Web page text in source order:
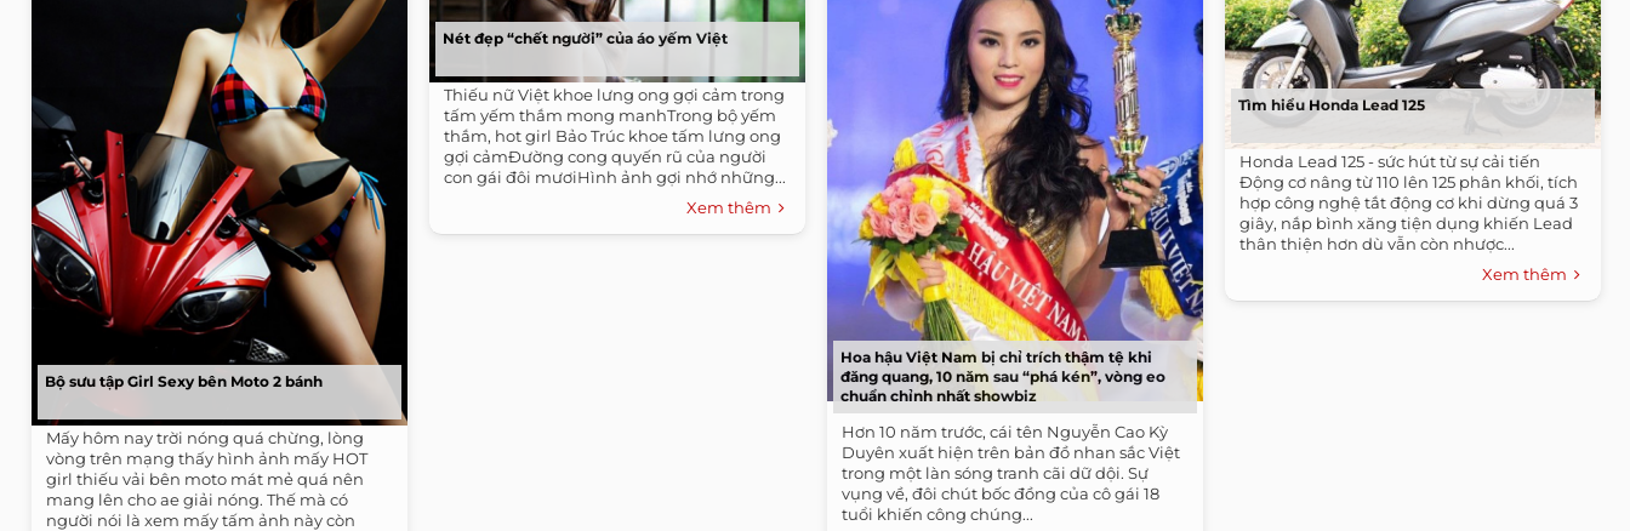
Bộ sưu tập Girl Sexy bên Moto 2 bánh
Mấy hôm nay trời nóng quá chừng, lòng
vòng trên mạng thấy hình ảnh mấy HOT
girl thiếu vải bên moto mát mẻ quá nên
mang lên cho ae giải nóng. Thế mà có
người nói là xem mấy tấm ảnh này còn
Nét đẹp “chết người” của áo yếm Việt
Thiếu nữ Việt khoe lưng ong gợi cảm trong
tấm yếm thắm mong manhTrong bộ yếm
thắm, hot girl Bảo Trúc khoe tấm lưng ong
gợi cảmĐường cong quyến rũ của người
con gái đôi mươiHình ảnh gợi nhớ những...
Xem thêm
Hoa hậu Việt Nam bị chỉ trích thậm tệ khi
đăng quang, 10 năm sau “phá kén”, vòng eo
chuẩn chỉnh nhất showbiz
Hơn 10 năm trước, cái tên Nguyễn Cao Kỳ
Duyên xuất hiện trên bản đồ nhan sắc Việt
trong một làn sóng tranh cãi dữ dội. Sự
vụng về, đôi chút bốc đồng của cô gái 18
tuổi khiến công chúng...
Tìm hiểu Honda Lead 125
Honda Lead 125 - sức hút từ sự cải tiến
Động cơ nâng từ 110 lên 125 phân khối, tích
hợp công nghệ tắt động cơ khi dừng quá 3
giây, nắp bình xăng tiện dụng khiến Lead
thân thiện hơn dù vẫn còn nhược...
Xem thêm